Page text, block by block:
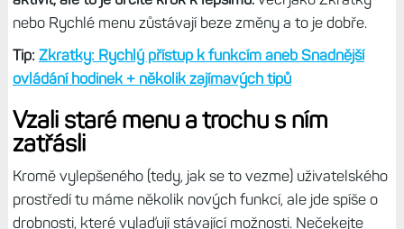
pohled to vypadá, že se Fénixy 8 AMOLED a Solar od sebe
liší více, než Fénixy 7 a Epixy. Přitom jde o jednu
modelovou řadu, zatímco dříve to byly (jsou) modelové
řady dvě. Zajímavý krok...Každopádně menu a seskládání
položek je stejné na obou F8 - Solar i AMOLED.
Při přechodu ze starších hodinek budete mít trochu
je jinde, něco je umístěno lépe, něco hůře. Bude vám trvat,
než se zorientujete. Nové je také oddělení aplikací a